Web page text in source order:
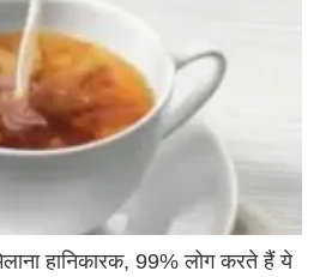
हानिकारक, 99% लोग करते हैं ये